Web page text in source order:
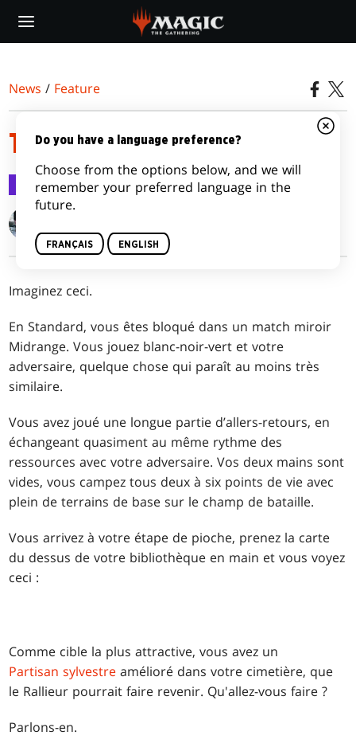
main
News / Feature
TROUVER LA BONNE VALEUR
Feature 20 janv. 2017
Imaginez ceci.
En Standard, vous êtes bloqué dans un match miroir
Midrange. Vous jouez blanc-noir-vert et votre
adversaire, quelque chose qui paraît au moins très
similaire.
Vous avez joué une longue partie d’allers-retours, en
échangeant quasiment au même rythme des
ressources avec votre adversaire. Vos deux mains sont
vides, vous campez tous deux à six points de vie avec
plein de terrains de base sur le champ de bataille.
Vous arrivez à votre étape de pioche, prenez la carte
du dessus de votre bibliothèque en main et vous voyez
ceci :
Comme cible la plus attractive, vous avez un
Partisan sylvestre amélioré dans votre cimetière, que
le Rallieur pourrait faire revenir. Qu'allez-vous faire ?
Parlons-en.
Do you have a language preference?
Choose from the options below, and we will
remember your preferred language in the
future.
FRANÇAIS ENGLISH